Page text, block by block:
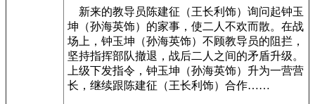
新来的教导员陈建征（王长利饰）询问起钟玉
坤（孙海英饰）的家事，使二人不欢而散。在战
场上，钟玉坤（孙海英饰）不顾教导员的阻拦，
坚持指挥部队撤退，战后二人之间的矛盾升级。
上级下发指令，钟玉坤（孙海英饰）升为一营营
长，继续跟陈建征（王长利饰）合作……